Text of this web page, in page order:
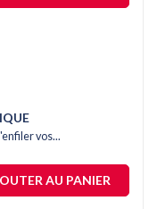
vos...
AU PANIER